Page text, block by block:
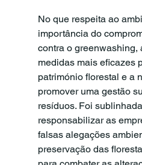
No que respeita ao
importância do
contra o greenwashing,
medidas mais eficazes
património florestal e a
promover uma gestão
resíduos. Foi
responsabilizar as
falsas alegações
preservação das